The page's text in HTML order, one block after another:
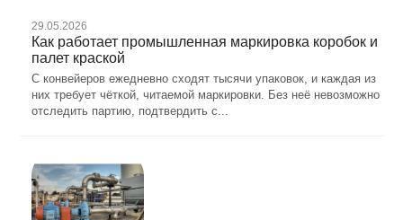
29.05.2026
Как работает промышленная маркировка коробок и
палет краской
С конвейеров ежедневно сходят тысячи упаковок, и каждая из
них требует чёткой, читаемой маркировки. Без неё невозможно
отследить партию, подтвердить с...